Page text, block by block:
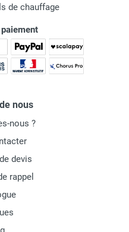
de chauffage
nous
nous ?
devis
rappel